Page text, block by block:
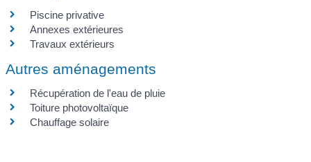
Piscine privative
Annexes extérieures
Travaux extérieurs
Autres aménagements
Récupération de l'eau de pluie
Toiture photovoltaïque
Chauffage solaire